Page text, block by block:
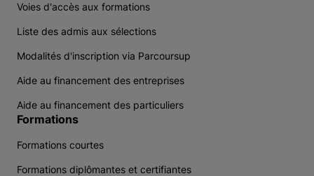
Voies d'accès aux formations
Liste des admis aux sélections
Modalités d'inscription via Parcoursup
Aide au financement des entreprises
Aide au financement des particuliers
Formations
Formations courtes
Formations diplômantes et certifiantes